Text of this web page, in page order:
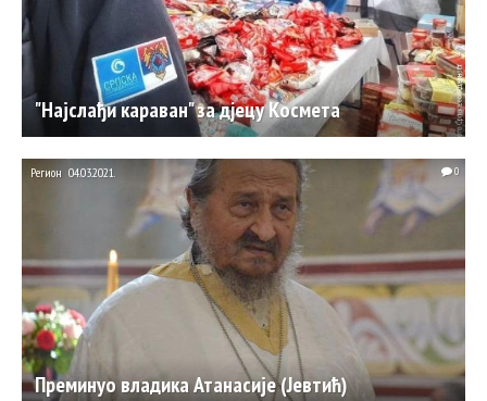
"Најслађи караван" за дjецу Космета
Преминуо владика Атанасије (Јевтић)
Регион 04.03.2021. 0